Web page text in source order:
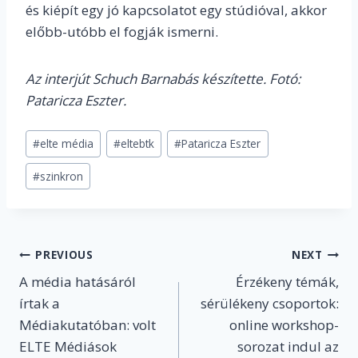
és kiépít egy jó kapcsolatot egy stúdióval, akkor
előbb-utóbb el fogják ismerni.
Az interjút Schuch Barnabás készítette. Fotó:
Pataricza Eszter.
Post
Tags:
#elte média #eltebtk #Pataricza Eszter
#szinkron
Post
navigation
PREVIOUS
A média hatásáról
írtak a
Médiakutatóban: volt
ELTE Médiások
NEXT
Érzékeny témák,
sérülékeny csoportok:
online workshop-
sorozat indul az